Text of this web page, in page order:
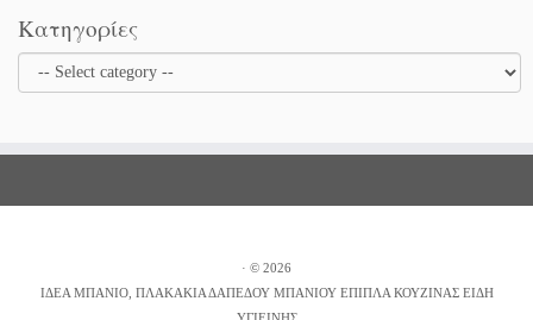
Κατηγορίες
· © 2026
ΙΔΕΑ ΜΠΑΝΙΟ, ΠΛΑΚΑΚΙΑ ΔΑΠΕΔΟΥ ΜΠΑΝΙΟΥ ΕΠΙΠΛΑ ΚΟΥΖΙΝΑΣ ΕΙΔΗ